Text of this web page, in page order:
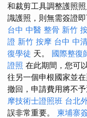
和裁剪工具調整護照
識護照，則無需簽證
台中 中醫 整骨 新竹
證 新竹 按摩 台中 中
復學徒 天。 國際整復
證照 在此期間，您可
往另一個申根國家並
撤回，申請費用將不予
摩技術士證照班 台北
誤非常重要。 柬埔寨